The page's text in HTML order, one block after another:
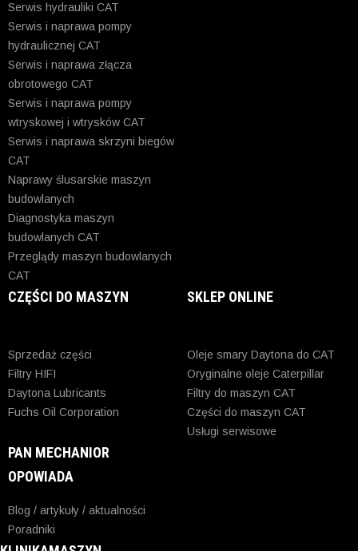
Serwis hydrauliki CAT
Serwis i naprawa pompy
hydraulicznej CAT
Serwis i naprawa złącza
obrotowego CAT
Serwis i naprawa pompy
wtryskowej i wtrysków CAT
Serwis i naprawa skrzyni biegów
CAT
Naprawy ślusarskie maszyn
budowlanych
Diagnostyka maszyn
budowlanych CAT
Przeglądy maszyn budowlanych
CAT
CZĘŚCI DO MASZYN
Sprzedaż części
Filtry HIFI
Daytona Lubricants
Fuchs Oil Corporation
SKLEP ONLINE
Oleje smary Daytona do CAT
Oryginalne oleje Caterpillar
Filtry do maszyn CAT
Części do maszyn CAT
Usługi serwisowe
PAN MECHANIOR
OPOWIADA
Blog / artykuły / aktualności
Poradniki